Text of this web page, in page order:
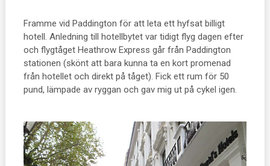
Framme vid Paddington för att leta ett hyfsat billigt
hotell. Anledning till hotellbytet var tidigt flyg dagen efter
och flygtåget Heathrow Express går från Paddington
stationen (skönt att bara kunna ta en kort promenad
från hotellet och direkt på tåget). Fick ett rum för 50
pund, lämpade av ryggan och gav mig ut på cykel igen.